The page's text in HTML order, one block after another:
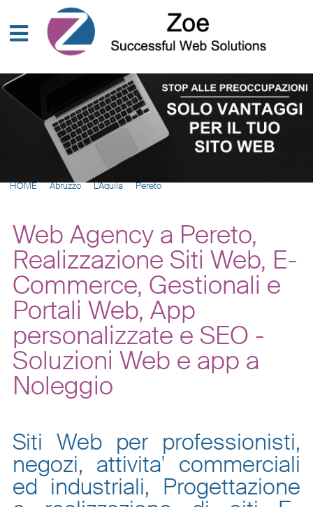
HOME Abruzzo L'Aquila Pereto
Web Agency a Pereto,
Realizzazione Siti Web, E-
Commerce, Gestionali e
Portali Web, App
personalizzate e SEO -
Soluzioni Web e app a
Noleggio
Siti Web per professionisti,
negozi, attivita' commerciali
ed industriali, Progettazione